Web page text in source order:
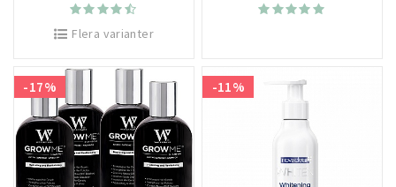
Flera varianter
-17% -11%